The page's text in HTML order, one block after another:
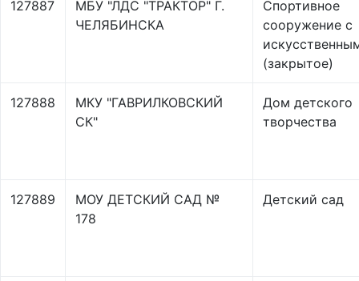
127887
МБУ "ЛДС "ТРАКТОР" Г.
ЧЕЛЯБИНСКА
Спортивное
сооружение с
(закрытое)
127888
МКУ "ГАВРИЛКОВСКИЙ
СК"
Дом детского
творчества
127889
МОУ ДЕТСКИЙ САД №
178
Детский сад